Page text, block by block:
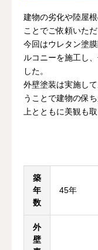
建物の劣化や陸屋
ことでご依頼いただ
今回はウレタン塗
ルコニーを施工し
した。
外壁塗装は実施し
うことで建物の保
上とともに美観も
築
年
数
45年
外
壁
お問い合わせ